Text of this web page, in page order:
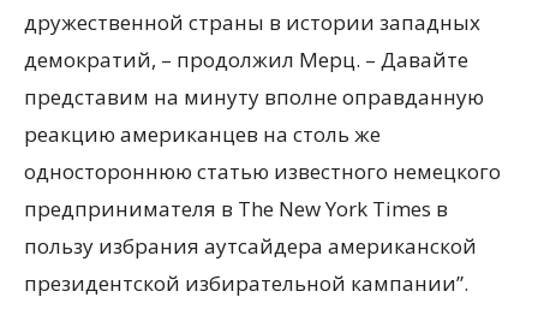
дружественной страны в истории западных
демократий, – продолжил Мерц. – Давайте
представим на минуту вполне оправданную
реакцию американцев на столь же
одностороннюю статью известного немецкого
предпринимателя в The New York Times в
пользу избрания аутсайдера американской
президентской избирательной кампании”.